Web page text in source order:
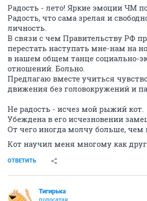
Радость - лето! Яркие эмоции ЧМ
Радость, что сама зрелая и
личность.
В связи с чем Правительству РФ
перестать наступать мне-нам на
в нашем общем танце социально-
отношений. Больно.
Предлагаю вместе учиться
движения без головокружений и
Не радость - исчез мой рыжий кот.
Убеждена в его исчезновении
От чего иногда молчу больше, чем
Кот научил меня многому как
ОТВЕТИТЬ
Тигирька
полосатая